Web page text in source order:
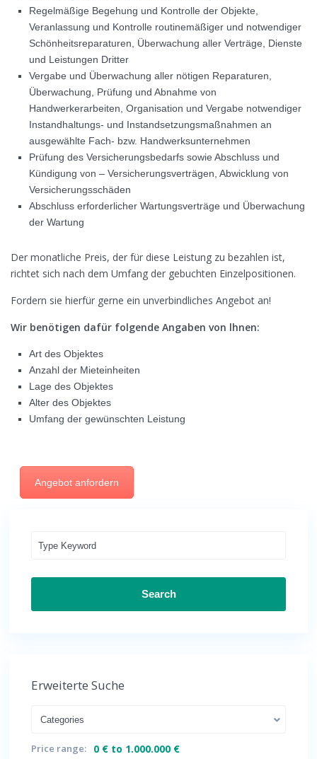
Regelmäßige Begehung und Kontrolle der Objekte,
Veranlassung und Kontrolle routinemäßiger und notwendiger
Schönheitsreparaturen, Überwachung aller Verträge, Dienste
und Leistungen Dritter
Vergabe und Überwachung aller nötigen Reparaturen,
Überwachung, Prüfung und Abnahme von
Handwerkerarbeiten, Organisation und Vergabe notwendiger
Instandhaltungs- und Instandsetzungsmaßnahmen an
ausgewählte Fach- bzw. Handwerksunternehmen
Prüfung des Versicherungsbedarfs sowie Abschluss und
Kündigung von – Versicherungsverträgen, Abwicklung von
Versicherungsschäden
Abschluss erforderlicher Wartungsverträge und Überwachung
der Wartung
Der monatliche Preis, der für diese Leistung zu bezahlen ist,
richtet sich nach dem Umfang der gebuchten Einzelpositionen.
Fordern sie hierfür gerne ein unverbindliches Angebot an!
Wir benötigen dafür folgende Angaben von lhnen:
Art des Objektes
Anzahl der Mieteinheiten
Lage des Objektes
Alter des Objektes
Umfang der gewünschten Leistung
Angebot anfordern
Search
Erweiterte Suche
Categories
Price range: 0 € to 1.000.000 €